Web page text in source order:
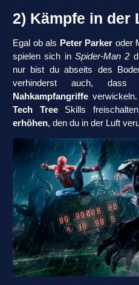
2) Kämpfe in der
Egal ob als Peter Parker oder
spielen sich in Spider-Man 2
nur bist du abseits des
verhinderst auch,
Nahkampfangriffe
Tech TreeSkills
erhöhen, den du in der Luft